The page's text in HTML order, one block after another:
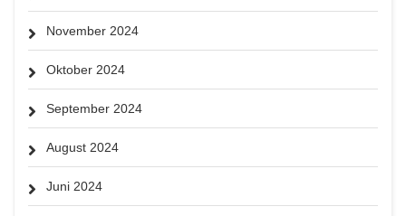
November 2024
Oktober 2024
September 2024
August 2024
Juni 2024